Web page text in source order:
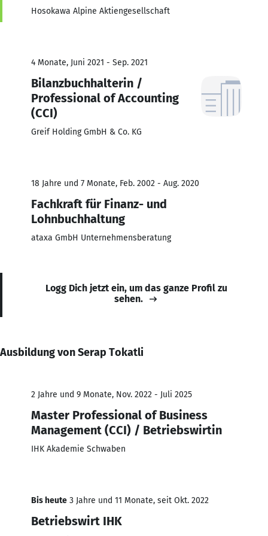
Hosokawa Alpine Aktiengesellschaft
4 Monate, Juni 2021 - Sep. 2021
Bilanzbuchhalterin /
Professional of Accounting
(CCI)
Greif Holding GmbH & Co. KG
18 Jahre und 7 Monate, Feb. 2002 - Aug. 2020
Fachkraft für Finanz- und
Lohnbuchhaltung
ataxa GmbH Unternehmensberatung
Logg Dich jetzt ein, um das ganze Profil zu
sehen.
Ausbildung von Serap Tokatli
2 Jahre und 9 Monate, Nov. 2022 - Juli 2025
Master Professional of Business
Management (CCI) / Betriebswirtin
IHK Akademie Schwaben
Bis heute 3 Jahre und 11 Monate, seit Okt. 2022
Betriebswirt IHK